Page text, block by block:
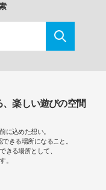
楽しい遊びの空間
に込めた想い。
きる場所になること。
きる場所として、
。